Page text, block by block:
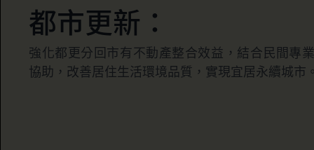
都市更新：
強化都更分回市有不動產整合效益，結合民間專
協助，改善居住生活環境品質，實現宜居永續城市